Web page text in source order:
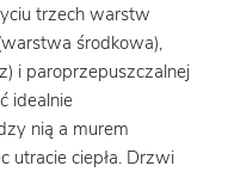
trzech warstw
środkowa),
i paroprzepuszczalnej
idealnie
nią a murem
utracie ciepła. Drzwi